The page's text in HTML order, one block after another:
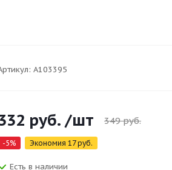
A103395
руб. /шт 349руб.
-5% Экономия 17руб.
Есть в наличии